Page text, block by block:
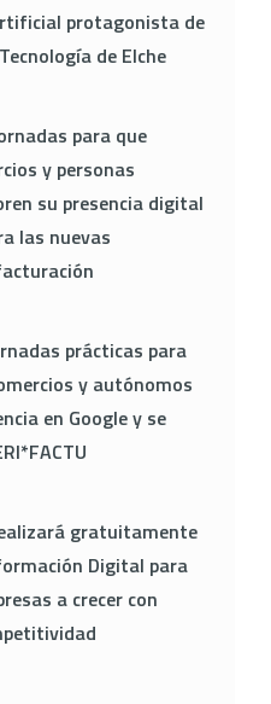
protagonista de
de Elche
para que
y personas
su presencia digital
las nuevas
prácticas para
y autónomos
en Google y se
gratuitamente
Digital para
a crecer con